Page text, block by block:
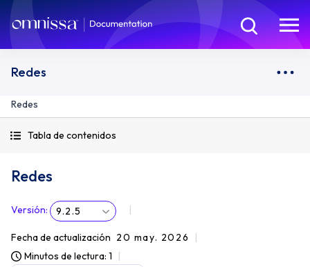
Redes
Redes
Tabla de contenidos
Redes
Versión: 9.2.5
Fecha de actualización 20 may. 2026
Minutos de lectura: 1